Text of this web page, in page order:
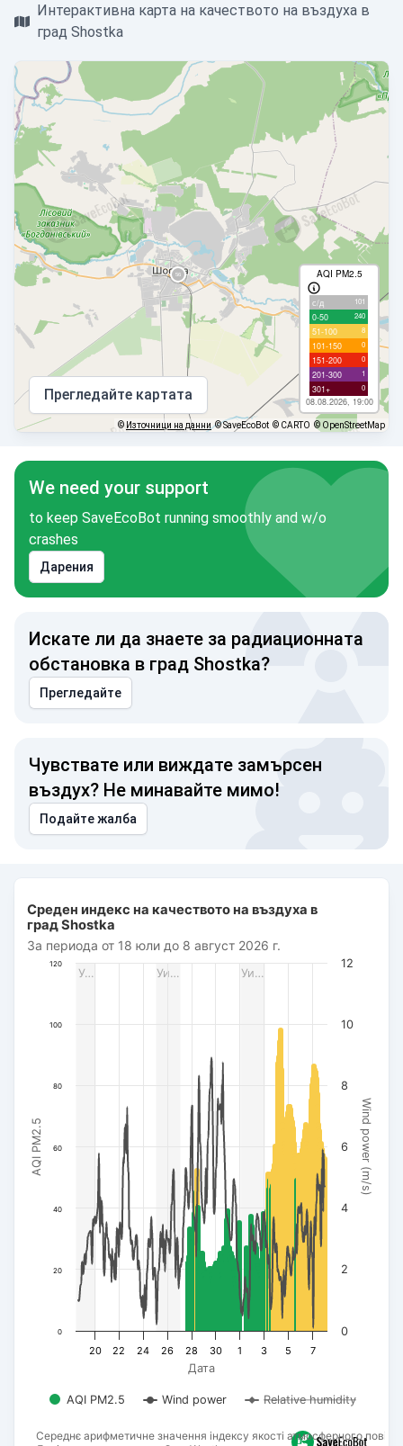
Интерактивна карта на качеството на въздуха в
град Shostka
AQI PM2.5
с/д 101
0-50 240
51-100 8
101-150 0
151-200 0
201-300 1
301+ 0
08.08.2026, 19:00
Прегледайте картата
© Източници на данни © SaveEcoBot © CARTO © OpenStreetMap
We need your support
to keep SaveEcoBot running smoothly and w/o
crashes
Дарения
Искате ли да знаете за радиационната
обстановка в град Shostka?
Прегледайте
Чувствате или виждате замърсен
въздух? Не минавайте мимо!
Подайте жалба
Combination chart with 3 data series.
За периода от 18 юли до 8 август 2026 г.
The chart has 1 X axis displaying Дата. Data ranges from
The chart has 3 Y axes displaying AQI PM2.5, Wind power
Середнє арифметичне значення індексу якості атмосферного
Уи…
Уи…
У…
Дата
AQI PM2.5 Wind power (m/s)
Среден индекс на качеството на въздуха в
град Shostka
За периода от 18 юли до 8 август 2026 г.
AQI PM2.5 Wind power Relative humidity
20 22 24 26 28 30 1 3 5 7
0
20
40
60
80
100
120
0
2
4
6
8
10
12